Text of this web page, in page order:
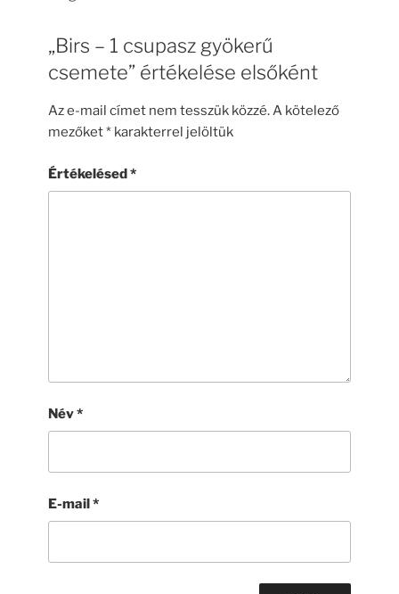
„Birs – 1 csupasz gyökerű
csemete” értékelése elsőként
Az e-mail címet nem tesszük közzé.A kötelező
mezőket* karakterrel jelöltük
Értékelésed*
Név*
E-mail*